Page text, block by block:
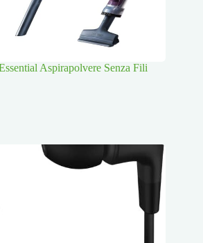
Aspirapolvere Senza Fili